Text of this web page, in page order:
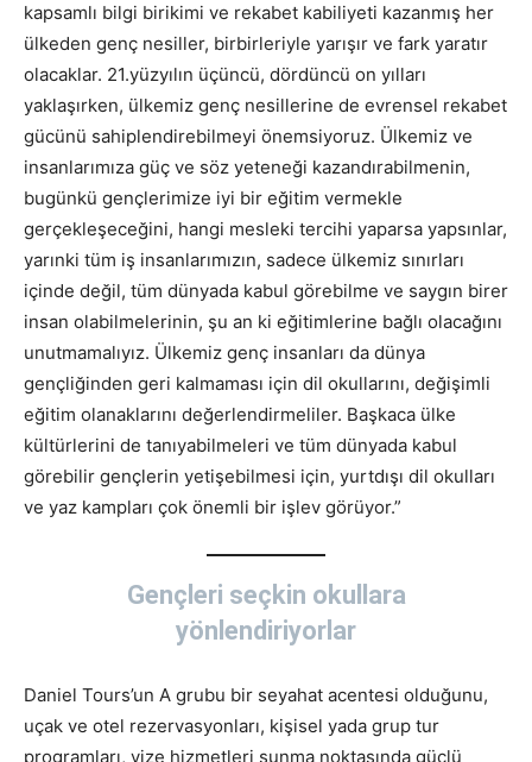
kapsamlı bilgi birikimi ve rekabet kabiliyeti kazanmış her
ülkeden genç nesiller, birbirleriyle yarışır ve fark yaratır
olacaklar. 21.yüzyılın üçüncü, dördüncü on yılları
yaklaşırken, ülkemiz genç nesillerine de evrensel rekabet
gücünü sahiplendirebilmeyi önemsiyoruz. Ülkemiz ve
insanlarımıza güç ve söz yeteneği kazandırabilmenin,
bugünkü gençlerimize iyi bir eğitim vermekle
gerçekleşeceğini, hangi mesleki tercihi yaparsa yapsınlar,
yarınki tüm iş insanlarımızın, sadece ülkemiz sınırları
içinde değil, tüm dünyada kabul görebilme ve saygın birer
insan olabilmelerinin, şu an ki eğitimlerine bağlı olacağını
unutmamalıyız. Ülkemiz genç insanları da dünya
gençliğinden geri kalmaması için dil okullarını, değişimli
eğitim olanaklarını değerlendirmeliler. Başkaca ülke
kültürlerini de tanıyabilmeleri ve tüm dünyada kabul
görebilir gençlerin yetişebilmesi için, yurtdışı dil okulları
ve yaz kampları çok önemli bir işlev görüyor.”
Gençleri seçkin okullara
yönlendiriyorlar
Daniel Tours’un A grubu bir seyahat acentesi olduğunu,
uçak ve otel rezervasyonları, kişisel yada grup tur
programları, vize hizmetleri sunma noktasında güçlü